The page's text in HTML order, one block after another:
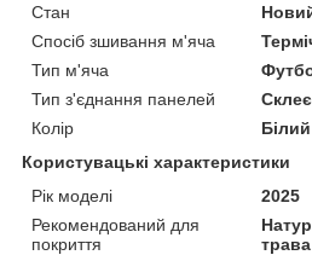
Стан
Спосіб зшивання м'яча
Тип м'яча
Тип з'єднання панелей
Колір
Білий
Користувацькі характеристики
Рік моделі
2025
Рекомендований для
покриття
трава